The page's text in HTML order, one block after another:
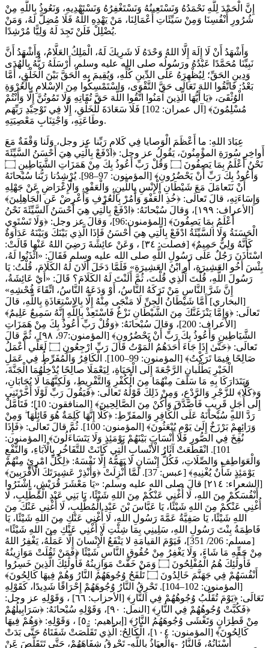
إِنَّ الْحَمْدَ لِلَّهِ نَحْمَدُهُ وَنَسْتَعِينُهُ وَنَسْتَغْفِرُهُ وَنَسْتَهْدِيهِ، وَنَعُوذُ بِاللَّهِ مِنْ
شُرُورِ أَنْفُسِنَا وَمِنْ سَيِّئَاتِ أَعْمَالِنَا، مَنْ يَهْدِهِ اللَّهُ فَلَا مُضِلَّ لَهُ، وَمَنْ
يُضْلِلْ فَلَنْ تَجِدَ لَهُ وَلِيًّا مُرْشِدًا.
وَأَشْهَدُ أَنْ لَا إِلَهَ إِلَّا اللهُ وَحْدَهُ لَا شَرِيكَ لَهُ، الْمَلِكُ العَلَّامُ، وَأَشْهَدُ أَنَّ
نَبِيِّنَا مُحَمَّدًا عَبْدُهُ ورَسُولُه صلى الله عليه وسلم، أَرْسَلَهُ رَبُّهُ بِالْهُدَى
وَدِينِ الحَقِّ؛ لِيُظْهِرَهُ عَلَى الدِّينِ كُلِّهِ، وَيُقِيمَ بِهِ الْحَقَّ بَيْنَ الْخَلْقِ، أَمَّا
بَعْدُ: فَاتَّقُوا اللهَ تَعَالَى حَقَّ التَّقْوَى، وَاسْتَمْسِكُوا مِنَ الإسْلامِ بِالْعُرْوَةِ
الْوُثْقَىَ، ﴿يَا أَيُّهَا الَّذِينَ آمَنُوا اتَّقُوا اللَّهَ حَقَّ تُقَاتِهِ وَلَا تَمُوتُنَّ إِلَّا وَأَنْتُمْ
مُسْلِمُونَ﴾ [آل عمران: 102] فَلَا سَعَادَةَ لَلْخَلْقِ، إِلَّا فِي تَوْحِيْدِ رَبِّهَم
وطَاعَتِهِ، وَاجْتِنَابِ مَعْصِيَتِهِ.
عِبَادَ اللهِ: ما أَعْظَمَ الْوَصايا فِي كَلامِ رَبِّنا عز وجل، وَلَنا وَقْفَةٌ مَعَ
أَواخِرِ سُورَةِ المؤْمِنُونَ، يَقُولُ عز وجل: ﴿ادْفَعْ بِالَّتِي هِيَ أَحْسَنُ السَّيِّئَةَ
نَحْنُ أَعْلَمُ بِمَا يَصِفُونَ ۝ وَقُلْ رَبِّ أَعُوذُ بِكَ مِنْ هَمَزَاتِ الشَّيَاطِينِ ۝
وَأَعُوذُ بِكَ رَبِّ أَنْ يَحْضُرُونِ﴾ [المؤمنون: 97–98]. يُرْشِدُنا رَبُّنا سُبْحانَهُ
أَنْ نَتَعامَلَ مَعَ شَيْطَانِ الْإِنْسِ بِاللِّينِ، وَالْعَفْوِ، وَالْإِعْرَاضِ عَنْ جَهْلِهِ
وَإِسَاءَتِهِ، قالَ تَعالَى: ﴿خُذِ الْعَفْوَ وَأْمُرْ بِالْعُرْفِ وَأَعْرِضْ عَنِ الْجَاهِلِينَ﴾
[الأعراف: ١٩٩]، وَقالَ سُبْحانَهُ: ﴿ادْفَعْ بِالَّتِي هِيَ أَحْسَنُ السَّيِّئَةَ نَحْنُ
أَعْلَمُ بِمَا يَصِفُونَ﴾ [المؤمنون:96]، وَقالَ عز وجل: ﴿وَلَا تَسْتَوِي
الْحَسَنَةُ وَلَا السَّيِّئَةُ ادْفَعْ بِالَّتِي هِيَ أَحْسَنُ فَإِذَا الَّذِي بَيْنَكَ وَبَيْنَهُ عَدَاوَةٌ
كَأَنَّهُ وَلِيٌّ حَمِيمٌ﴾ [فصلت: ٣٤] ، وَعَنْ عائِشَةَ رَضِيَ اللهُ عَنْها قَالَتْ:
اسْتَأْذَنَ رَجُلٌ عَلَى رَسُولِ اللَّهِ صلى الله عليه وسلم فَقَالَ: «ائْذَنُوا لَهُ،
‌بِئْسَ ‌أَخُو ‌العَشِيرَةِ، أَوِ ابْنُ العَشِيرَةِ» فَلَمَّا دَخَلَ أَلَانَ لَهُ الكَلَامَ، قُلْتُ: يَا
رَسُولَ اللَّهِ، قُلْتَ الَّذِي قُلْتَ، ثُمَّ أَلَنْتَ لَهُ الكَلَامَ؟ قَالَ: «أَيْ عَائِشَةُ،
إِنَّ شَرَّ النَّاسِ مَنْ تَرَكَهُ النَّاسُ، أَوْ وَدَعَهُ النَّاسُ، اتِّقَاءَ فُحْشِهِ»
[البخاري] أَمَّا شَيْطَانُ الْجِنِّ لَا مَنْجَى مِنْهُ إِلَّا بِالِاسْتِعَاذَةِ بِاللَّهِ، قالَ
تَعالَى: ﴿وَإِمَّا يَنْزَغَنَّكَ مِنَ الشَّيْطَانِ نَزْغٌ فَاسْتَعِذْ بِاللَّهِ إِنَّهُ سَمِيعٌ عَلِيمٌ﴾
[الأعراف: 200]، وَقالَ سُبْحانَهُ: ﴿وَقُلْ ‌رَبِّ ‌أَعُوذُ ‌بِكَ ‌مِنْ ‌هَمَزَاتِ
الشَّيَاطِينِ وَأَعُوذُ بِكَ رَبِّ أَنْ يَحْضُرُونِ﴾ [المؤمنون:97، ٩٨] ، ثُمَّ قالَ
تَعالَى: ﴿حَتَّىٰ إِذَا جَاءَ أَحَدَهُمُ الْمَوْتُ قَالَ رَبِّ ارْجِعُونِ ۝ لَعَلِّي أَعْمَلُ
صَالِحًا فِيمَا تَرَكْتُ﴾ [المؤمنون: 99–100]. الْكَافِرُ وَالْمُفَرِّطُ فِي عَمَلِ
الْخَيْرِ يَطْلُبانِ الرَّجْعَةَ إِلَى الْحَيَاةِ، لِيَعْمَلَا صالِحًا يُدْخِلُهُمَا الْجَنَّةَ،
وَيَتَدَارَكَا بِهِ مَا سَلَفَ مِنْهُمَا مِنَ الْكُفْرِ وَالتَّفْرِيطِ، وَلَكِنَّهُمَا لَا يُجَابَانِ،
وَ﴿كَلَّا﴾ للزَّجْرِ وَالرَّدْعِ، وَمِنْ ذَلِكَ قَوْلُهُ تَعالَى: ﴿فَيَقُولَ رَبِّ لَوْلَا أَخَّرْتَنِي
إِلَى أَجَلٍ قَرِيبٍ فَأَصَّدَّقَ وَأَكُنْ مِنَ الصَّالِحِينَ﴾ [المنافقون: 10]؛ فَتَأَمَّلْ
رَدَّ اللهِ سُبْحانَهُ عَلَى الْكَافِرِ وَالمفَرِّطِ: ﴿كَلَّا إِنَّهَا كَلِمَةٌ هُوَ قَائِلُهَا ۖ وَمِنْ
وَرَائِهِمْ بَرْزَخٌ إِلَىٰ يَوْمِ يُبْعَثُونَ﴾ [المؤمنون: 100]. ثُمَّ قالَ تَعالَى: ﴿فَإِذَا
نُفِخَ فِي الصُّورِ فَلَا أَنْسَابَ بَيْنَهُمْ يَوْمَئِذٍ وَلَا يَتَسَاءَلُونَ﴾ [المؤمنون:
101]. انْقَطَعَتْ آثَارُ الْأَنْسابِ الَّتِي كَانَتْ للتَّفَاخُرِ بِالْآبَاءِ، وَالنَّفْعِ
وَالْعَوَاطِفِ وَالصِّلَاتِ، فَكُلُّ إِنْسَانٍ لَا يَهَمُّهُ إِلَّا نَفْسَهُ: ﴿لِكُلِّ امْرِئٍ مِنْهُمْ
يَوْمَئِذٍ شَأْنٌ يُغْنِيهِ﴾ [عبس: 37]. لَمَّا أُنْزِلَتْ ﴿وَأَنْذِرْ عَشِيرَتَكَ الْأَقْرَبِينَ﴾
[الشعراء: ٢١٤] قالَ صلى الله عليه وسلم: «يَا مَعْشَرَ قُرَيْشٍ، اشْتَرُوا
أَنْفُسَكُمْ مِنَ اللهِ، لَا أُغْنِي عَنْكُمْ مِنَ اللهِ شَيْئًا، يَا بَنِي عَبْدِ الْمُطَّلِبِ، لَا
أُغْنِي عَنْكُمْ مِنَ اللهِ شَيْئًا، يَا عَبَّاسَ بْنَ عَبْدِ الْمُطَّلِبِ، لَا أُغْنِي عَنْكَ مِنَ
اللهِ شَيْئًا، ‌يَا ‌صَفِيَّةُ ‌عَمَّةَ ‌رَسُولِ اللهِ، لَا أُغْنِي عَنْكِ مِنَ اللهِ شَيْئًا، يَا
فَاطِمَةُ بِنْتَ رَسُولِ اللهِ، سَلِينِي بِمَا شِئْتِ لَا أُغْنِي عَنْكِ مِنَ اللهِ شَيْئًا»
[مسلم: 206/ 351]، فَيَوْمَ القيامَةِ لا يَنْفَعُ الْإِنْسانَ إِلَّا عَمَلُهُ، يَغْفِرُ اللهُ
مِنْ حَقِّهِ مَا شَاءَ، وَلَا يَغْفِرُ مِنْ حُقُوقِ النَّاسِ شَيْئًا ﴿فَمَنْ ثَقُلَتْ مَوَازِينُهُ
فَأُولَٰئِكَ هُمُ الْمُفْلِحُونَ ۝ وَمَنْ خَفَّتْ مَوَازِينُهُ فَأُولَٰئِكَ الَّذِينَ خَسِرُوا
أَنْفُسَهُمْ فِي جَهَنَّمَ خَالِدُونَ ۝ تَلْفَحُ وُجُوهَهُمُ النَّارُ وَهُمْ فِيهَا كَالِحُونَ﴾
[المؤمنون: 102–104]. تَحْرِقُ النَّارُ وُجُوهَهُمْ إِحْرَاقًا شَدِيدًا، كَقَوْلِهِ
تَعَالَى: ﴿يَوْمَ تُقَلَّبُ وُجُوهُهُمْ فِي النَّارِ﴾ [الأحزاب: ٦٦] ، وَقَوْلِهِ عز وجل:
﴿فَكُبَّتْ وُجُوهُهُمْ فِي النَّارِ﴾ [النمل: ٩٠]، وَقَوْلِهِ سُبْحانَهُ: ﴿سَرَابِيلُهُمْ
مِنْ قَطِرَانٍ وَتَغْشَى وُجُوهَهُمُ النَّارُ﴾ [إبراهيم: ٥٠] ، وَقَوْلِهِ: ﴿وَهُمْ فِيهَا
كَالِحُونَ﴾ [المؤمنون: ١٠٤]، الْكَالِحُ: الَّذِي تَقَلَّصَتْ شَفَتَاهُ حَتَّى بَدَتْ
أَسْنَانُهُ، فَالنَّارُ -وَالْعِيَاذُ بِاللَّهِ- تَحْرِقُ شِفَاهَهُمْ، حَتَّى تَتَقَلَّصَ عَنْ